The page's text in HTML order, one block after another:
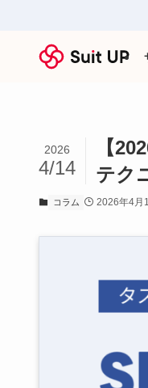
【
テク
2026
4/14
コラム 2026年4月